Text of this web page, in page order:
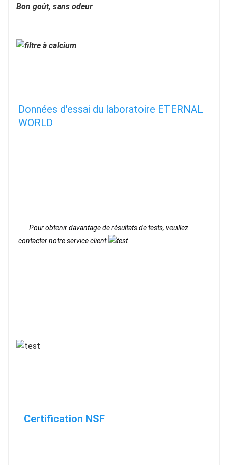
Bon goût, sans odeur
Données d'essai du laboratoire ETERNAL
WORLD
Pour obtenir davantage de résultats de tests, veuillez
contacter notre service client.
Certification NSF